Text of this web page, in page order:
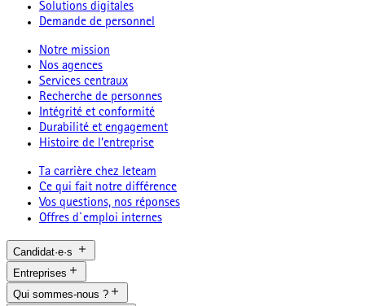
Solutions digitales
Demande de personnel
Notre mission
Nos agences
Services centraux
Recherche de personnes
Intégrité et conformité
Durabilité et engagement
Histoire de l’entreprise
Ta carrière chez leteam
Ce qui fait notre différence
Vos questions, nos réponses
Offres d`emploi internes
Candidat·e·s
Entreprises
Qui sommes-nous ?